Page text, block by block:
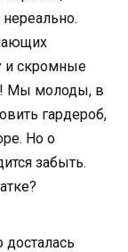
и скромные
Мы молоды, в
гардероб,
Но о
забыть.